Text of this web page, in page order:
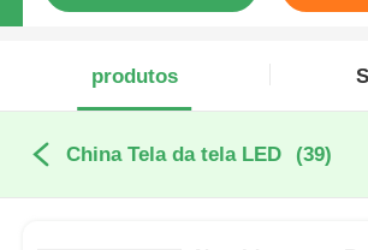
produtos
China Tela da tela LED (39)